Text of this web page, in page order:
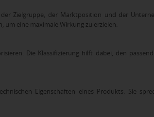
Zielgruppe, der Marktposition und der
um eine maximale Wirkung zu erzielen.
Die Klassifizierung hilft dabei, den
Eigenschaften eines Produkts. Sie